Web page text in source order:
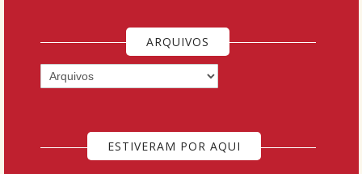
ARQUIVOS
ESTIVERAM POR AQUI